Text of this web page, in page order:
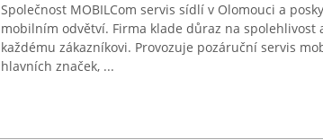
Společnost MOBILCom servis sídlí v Olomouci a
mobilním odvětví. Firma klade důraz na
každému zákazníkovi. Provozuje pozáruční servis
hlavních značek, ...